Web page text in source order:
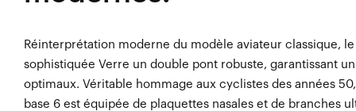
Réinterprétation moderne du modèle aviateur classique,
sophistiquée Verre un double pont robuste, garantissant
optimaux. Véritable hommage aux cyclistes des années
base 6 est équipée de plaquettes nasales et de branches